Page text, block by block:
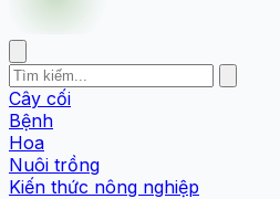
Cây cối
Bệnh
Hoa
Nuôi trồng
Kiến thức nông nghiệp